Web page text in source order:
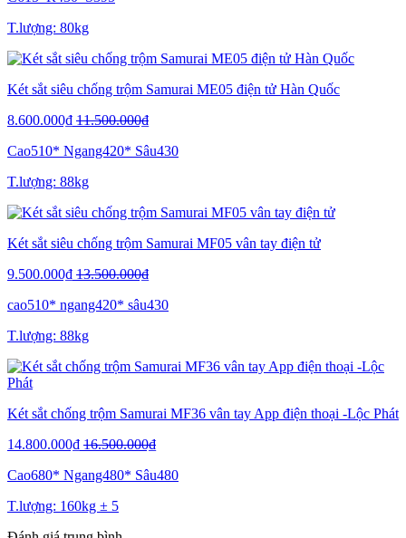
T.lượng: 80kg
Két sắt siêu chống trộm Samurai ME05 điện tử Hàn Quốc
8.600.000₫ 11.500.000₫
Cao510* Ngang420* Sâu430
T.lượng: 88kg
Két sắt siêu chống trộm Samurai MF05 vân tay điện tử
9.500.000₫ 13.500.000₫
cao510* ngang420* sâu430
T.lượng: 88kg
Két sắt chống trộm Samurai MF36 vân tay App điện thoại -Lộc Phát
14.800.000₫ 16.500.000₫
Cao680* Ngang480* Sâu480
T.lượng: 160kg ± 5